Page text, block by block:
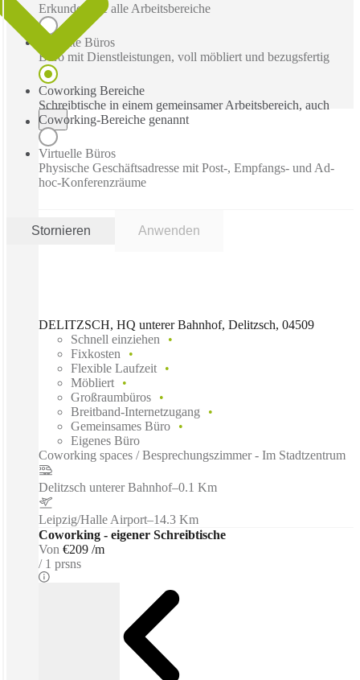
Erkunden Sie alle Arbeitsbereiche
Betreute Büros
Büro mit Dienstleistungen, voll möbliert und bezugsfertig
Coworking Bereiche
Schreibtische in einem gemeinsamer Arbeitsbereich, auch
Coworking-Bereiche genannt
Virtuelle Büros
Physische Geschäftsadresse mit Post-, Empfangs- und Ad-
hoc-Konferenzräume
Stornieren Anwenden
DELITZSCH, HQ unterer Bahnhof, Delitzsch, 04509
Schnell einziehen
Fixkosten
Flexible Laufzeit
Möbliert
Großraumbüros
Breitband-Internetzugang
Gemeinsames Büro
Eigenes Büro
Coworking spaces / Besprechungszimmer - Im Stadtzentrum
Delitzsch unterer Bahnhof–0.1 Km
Leipzig/Halle Airport–14.3 Km
Coworking - eigener Schreibtische
Von €209 /m
1 prsns